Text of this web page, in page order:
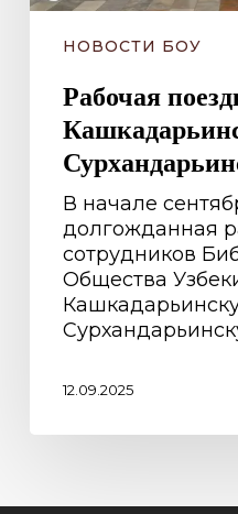
НОВОСТИ БОУ
Рабочая
В начале
долгожданная
сотрудников
Общества
12.09.2025